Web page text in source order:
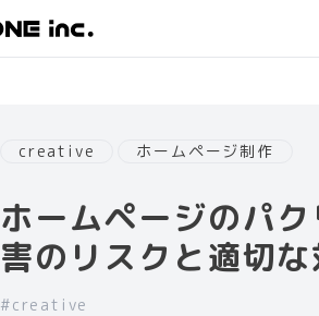
creative ホームページ制作
ホームページの​​パ
害のリスクと適切
#creative